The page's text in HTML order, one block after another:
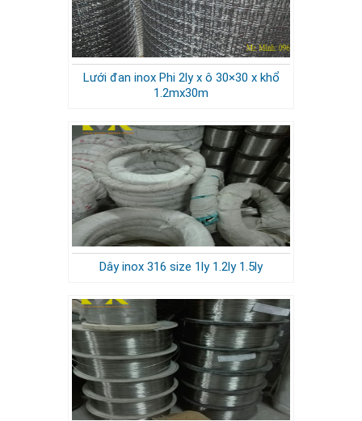
Lưới đan inox Phi 2ly x ô 30×30 x khổ
1.2mx30m
Dây inox 316 size 1ly 1.2ly 1.5ly